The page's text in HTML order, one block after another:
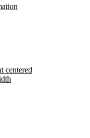
centered